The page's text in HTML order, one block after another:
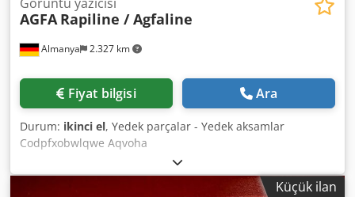
Almanya 2.327 km
AGFA Rapiline / Agfaline
Fiyat bilgisi Ara
Durum: ikinci el, Yedek parçalar - Yedek aksamlar
Codpfxobwlqwe Aqvoha
Küçük ilan